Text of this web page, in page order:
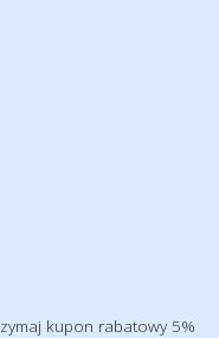
kupon rabatowy 5%